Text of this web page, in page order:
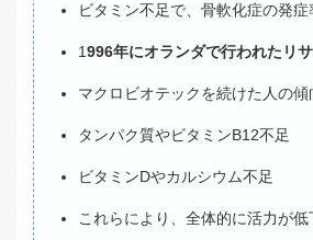
ビタミン不足で、骨軟化症の発症
1996年にオランダで行われたリ
マクロビオテックを続けた人の傾
タンパク質やビタミンB12不足
ビタミンDやカルシウム不足
これらにより、全体的に活力が低